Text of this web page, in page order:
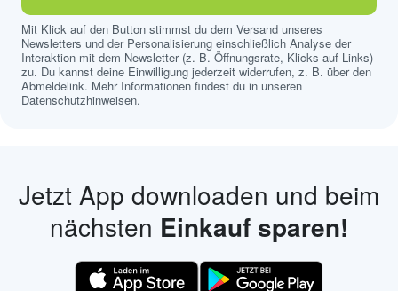
Mit Klick auf den Button stimmst du dem Versand unseres
Newsletters und der Personalisierung einschließlich Analyse der
Interaktion mit dem Newsletter (z. B. Öffnungsrate, Klicks auf Links)
zu. Du kannst deine Einwilligung jederzeit widerrufen, z. B. über den
Abmeldelink. Mehr Informationen findest du in unseren
Datenschutzhinweisen.
Jetzt App downloaden und beim
nächsten Einkauf sparen!